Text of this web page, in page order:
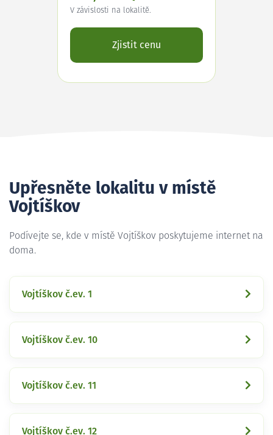
V závislosti na lokalitě.
Zjistit cenu
Upřesněte lokalitu v místě
Vojtíškov
Podívejte se, kde v místě Vojtíškov poskytujeme internet na
doma.
Vojtíškov č.ev. 1
Vojtíškov č.ev. 10
Vojtíškov č.ev. 11
Vojtíškov č.ev. 12